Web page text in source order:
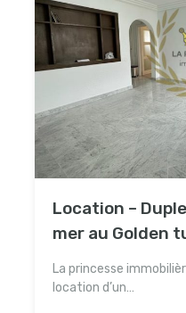
Location –
mer au Golden
La princesse
location d’un…